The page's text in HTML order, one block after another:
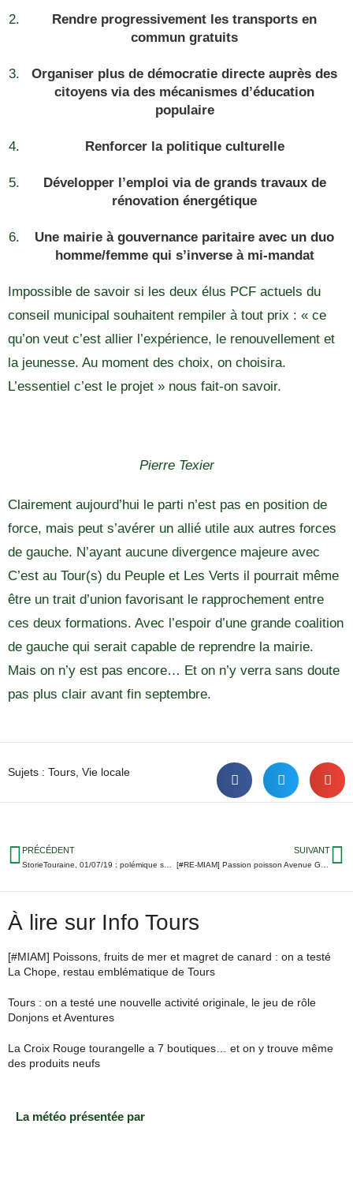
Rendre progressivement les transports en
commun gratuits
Organiser plus de démocratie directe auprès des
citoyens via des mécanismes d’éducation
populaire
Renforcer la politique culturelle
Développer l’emploi via de grands travaux de
rénovation énergétique
Une mairie à gouvernance paritaire avec un duo
homme/femme qui s’inverse à mi-mandat
Impossible de savoir si les deux élus PCF actuels du
conseil municipal souhaitent rempiler à tout prix : « ce
qu’on veut c’est allier l’expérience, le renouvellement et
la jeunesse. Au moment des choix, on choisira.
L’essentiel c’est le projet » nous fait-on savoir.
Pierre Texier
Clairement aujourd’hui le parti n’est pas en position de
force, mais peut s’avérer un allié utile aux autres forces
de gauche. N’ayant aucune divergence majeure avec
C’est au Tour(s) du Peuple et Les Verts il pourrait même
être un trait d’union favorisant le rapprochement entre
ces deux formations. Avec l’espoir d’une grande coalition
de gauche qui serait capable de reprendre la mairie.
Mais on n’y est pas encore… Et on n’y verra sans doute
pas plus clair avant fin septembre.
Sujets : Tours Vie locale
PRÉCÉDENT SUIVANT
À lire sur Info Tours
[#MIAM] Poissons, fruits de mer et magret de canard : on a testé
La Chope, restau emblématique de Tours
Tours : on a testé une nouvelle activité originale, le jeu de rôle
Donjons et Aventures
La Croix Rouge tourangelle a 7 boutiques… et on y trouve même
des produits neufs
La météo présentée par